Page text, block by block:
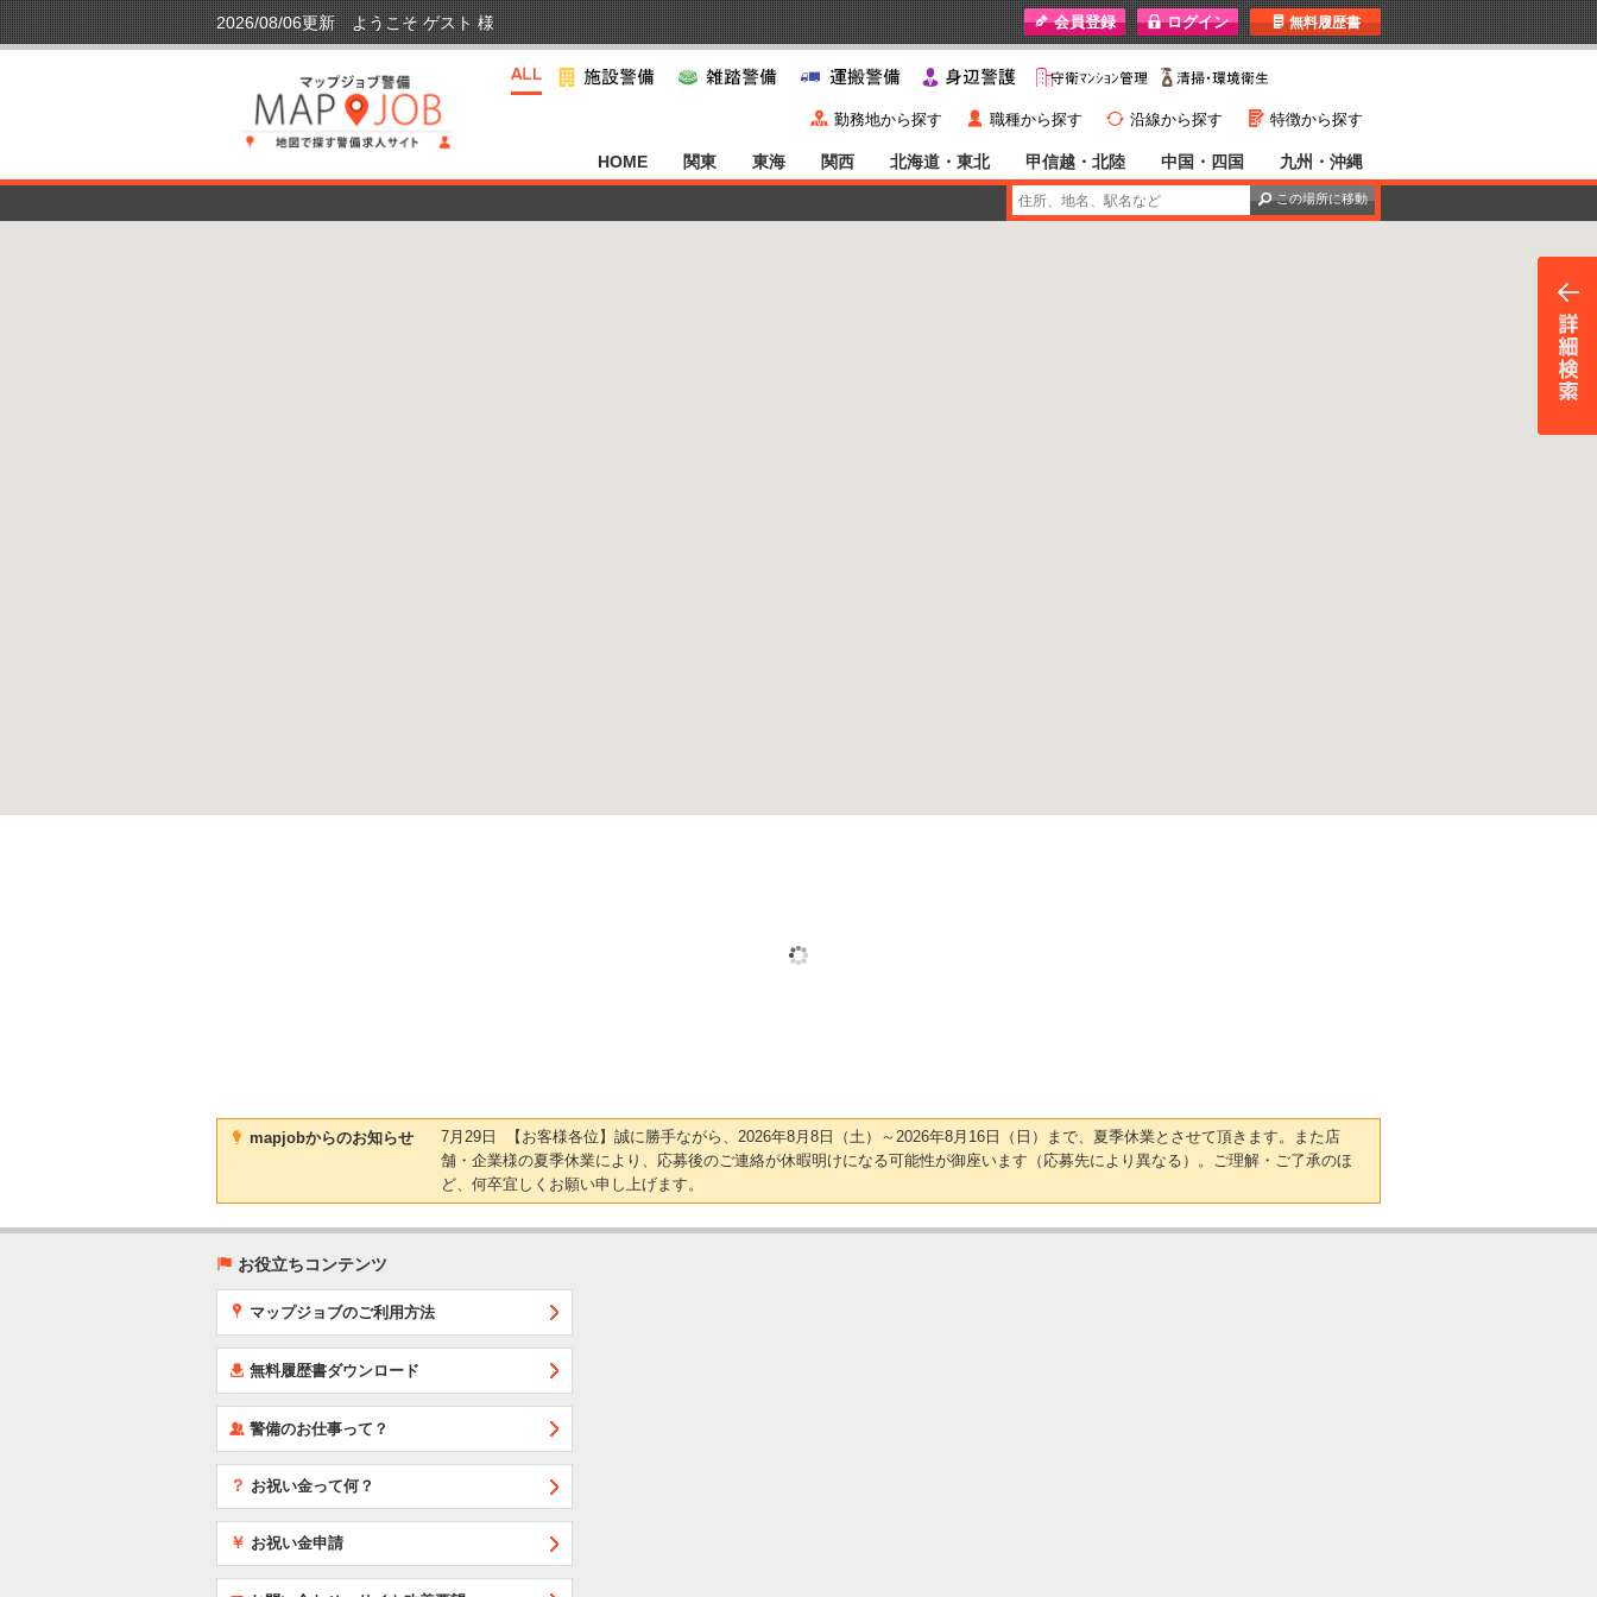
I 無料履歴書
y 勤務地から探す ˙ 職種から探す } 沿線から探す G 特徴から探す
HOME 関東 東海 関西 北海道・東北 甲信越・北陸 中国・四国 九州・沖縄
) mapjobからのお知らせ
7月29日 【お客様各位】誠に勝手ながら、2026年8月8日（土）～2026年8月16日（日）まで、夏季休業とさせて頂きます。また店
舗・企業様の夏季休業により、応募後のご連絡が休暇明けになる可能性が御座います（応募先により異なる）。ご理解・ご了承のほ
ど、何卒宜しくお願い申し上げます。
( お役立ちコンテンツ
x マップジョブのご利用方法
í 無料履歴書ダウンロード
‰ 警備のお仕事って？
？ お祝い金って何？
￥ お祝い金申請